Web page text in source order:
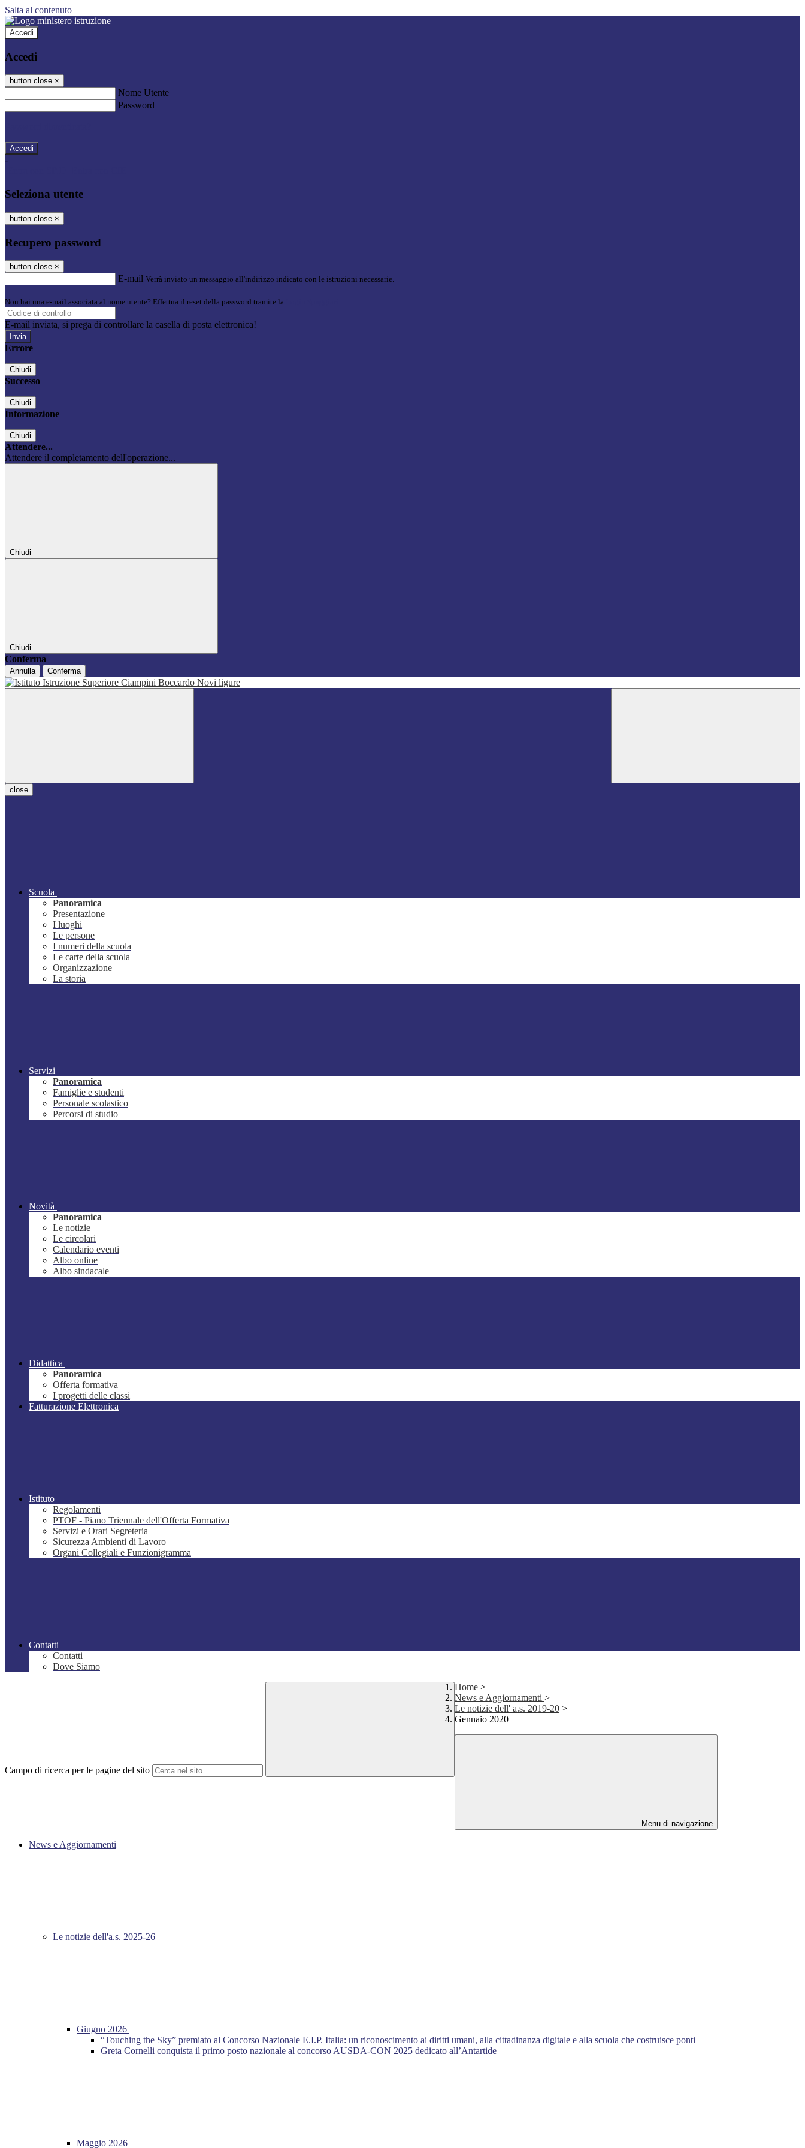
Salta al contenuto
Accedi
Accedi
button close ×
Nome Utente
Password
-
Seleziona utente
button close ×
Recupero password
button close ×
E-mail Verrà inviato un messaggio all'indirizzo indicato con le istruzioni necessarie.
Non hai una e-mail associata al nome utente? Effettua il reset della password tramite la
E-mail inviata, si prega di controllare la casella di posta elettronica!
Errore
Chiudi
Successo
Chiudi
Informazione
Chiudi
Attendere...
Attendere il completamento dell'operazione...
Chiudi
Chiudi
Conferma
Annulla Conferma
close
Scuola
Panoramica
Presentazione
I luoghi
Le persone
I numeri della scuola
Le carte della scuola
Organizzazione
La storia
Servizi
Panoramica
Famiglie e studenti
Personale scolastico
Percorsi di studio
Novità
Panoramica
Le notizie
Le circolari
Calendario eventi
Albo online
Albo sindacale
Didattica
Panoramica
Offerta formativa
I progetti delle classi
Fatturazione Elettronica
Istituto
Regolamenti
PTOF - Piano Triennale dell'Offerta Formativa
Servizi e Orari Segreteria
Sicurezza Ambienti di Lavoro
Organi Collegiali e Funzionigramma
Contatti
Contatti
Dove Siamo
Campo di ricerca per le pagine del sito
Home >
News e Aggiornamenti >
Le notizie dell' a.s. 2019-20 >
Gennaio 2020
Menu di navigazione
News e Aggiornamenti
Le notizie dell'a.s. 2025-26
Giugno 2026
“Touching the Sky” premiato al Concorso Nazionale E.I.P. Italia: un riconoscimento ai diritti umani, alla cittadinanza digitale e alla scuola che costruisce ponti
Greta Cornelli conquista il primo posto nazionale al concorso AUSDA-CON 2025 dedicato all’Antartide
Maggio 2026